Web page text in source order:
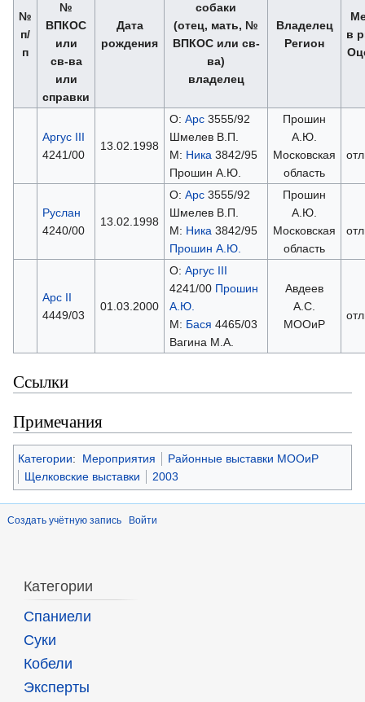
№
п/
п
№
ВПКОС
или
св-ва
или
справки
Дата
рождения
собаки
(отец, мать, №
ВПКОС или св-
ва)
владелец
Владелец
Регион
в
Аргус III
4241/00
13.02.1998
О: Арс3555/92
Шмелев В.П.
М: Ника3842/95
Прошин А.Ю.
Прошин
А.Ю.
Московская
область
Руслан
4240/00
13.02.1998
О: Арс3555/92
Шмелев В.П.
М: Ника3842/95
Прошин А.Ю.
Прошин
А.Ю.
Московская
область
Арс II
4449/03
01.03.2000
О: Аргус III
4241/00 Прошин
А.Ю.
М: Бася 4465/03
Вагина М.А.
Авдеев
А.С.
МООиР
Ссылки
Примечания
Категории: Мероприятия
Районные выставки МООиР
Щелковские выставки
2003
Создать учётную запись Войти
Категории
Спаниели
Суки
Кобели
Эксперты